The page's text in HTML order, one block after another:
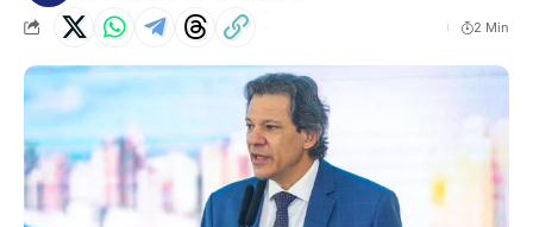
2 Min